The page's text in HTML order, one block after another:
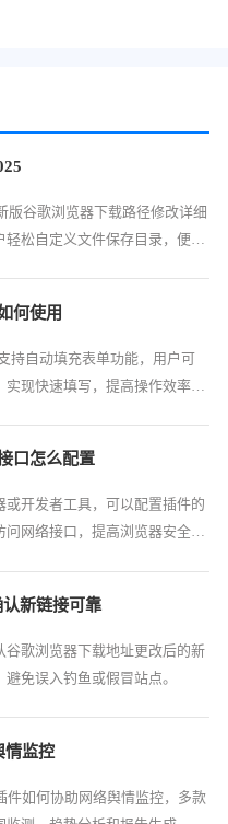
版谷歌浏览器下载路径修改详细
轻松自定义文件保存目录，便捷
何使用
持自动填充表单功能，用户可
现快速填写，提高操作效率，
口怎么配置
或开发者工具，可以配置插件的
问网络接口，提高浏览器安全
新链接可靠
谷歌浏览器下载地址更改后的新
免误入钓鱼或假冒站点。
情监控
件如何协助网络舆情监控，多款